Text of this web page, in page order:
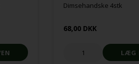
Dimsehandske 4stk
68,00 DKK